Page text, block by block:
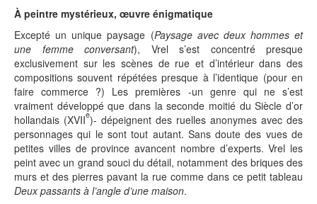
À peintre mystérieux, œuvre énigmatique
Excepté un unique paysage (Paysage avec deux hommes et
une femme conversant), Vrel s’est concentré presque
exclusivement sur les scènes de rue et d’intérieur dans des
compositions souvent répétées presque à l’identique (pour en
faire commerce ?) Les premières -un genre qui ne s’est
vraiment développé que dans la seconde moitié du Siècle d’or
hollandais (XVIIe)- dépeignent des ruelles anonymes avec des
personnages qui le sont tout autant. Sans doute des vues de
petites villes de province avancent nombre d’experts. Vrel les
peint avec un grand souci du détail, notamment des briques des
murs et des pierres pavant la rue comme dans ce petit tableau
Deux passants à l’angle d’une maison.